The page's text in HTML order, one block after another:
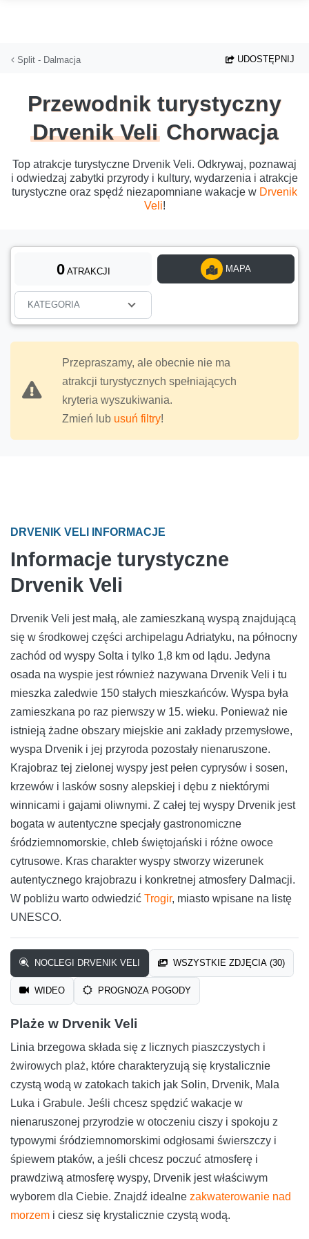
Split - Dalmacja UDOSTĘPNIJ
Przewodnik turystyczny
Drvenik Veli Chorwacja
Top atrakcje turystyczne Drvenik Veli. Odkrywaj, poznawaj
i odwiedzaj zabytki przyrody i kultury, wydarzenia i atrakcje
turystyczne oraz spędź niezapomniane wakacje w Drvenik
Veli!
0ATRAKCJI MAPA
KATEGORIA
Przepraszamy, ale obecnie nie ma
atrakcji turystycznych spełniających
kryteria wyszukiwania.
Zmień lub usuń filtry!
DRVENIK VELI INFORMACJE
Informacje turystyczne
Drvenik Veli
Drvenik Veli jest małą, ale zamieszkaną wyspą znajdującą
się w środkowej części archipelagu Adriatyku, na północny
zachód od wyspy Solta i tylko 1,8 km od lądu. Jedyna
osada na wyspie jest również nazywana Drvenik Veli i tu
mieszka zaledwie 150 stałych mieszkańców. Wyspa była
zamieszkana po raz pierwszy w 15. wieku. Ponieważ nie
istnieją żadne obszary miejskie ani zakłady przemysłowe,
wyspa Drvenik i jej przyroda pozostały nienaruszone.
Krajobraz tej zielonej wyspy jest pełen cyprysów i sosen,
krzewów i lasków sosny alepskiej i dębu z niektórymi
winnicami i gajami oliwnymi. Z całej tej wyspy Drvenik jest
bogata w autentyczne specjały gastronomiczne
śródziemnomorskie, chleb świętojański i różne owoce
cytrusowe. Kras charakter wyspy stworzy wizerunek
autentycznego krajobrazu i konkretnej atmosfery Dalmacji.
W pobliżu warto odwiedzić Trogir, miasto wpisane na listę
UNESCO.
NOCLEGI DRVENIK VELI WSZYSTKIE ZDJĘCIA (30)
WIDEO PROGNOZA POGODY
Plaże w Drvenik Veli
Linia brzegowa składa się z licznych piaszczystych i
żwirowych plaż, które charakteryzują się krystalicznie
czystą wodą w zatokach takich jak Solin, Drvenik, Mala
Luka i Grabule. Jeśli chcesz spędzić wakacje w
nienaruszonej przyrodzie w otoczeniu ciszy i spokoju z
typowymi śródziemnomorskimi odgłosami świerszczy i
śpiewem ptaków, a jeśli chcesz poczuć atmosferę i
prawdziwą atmosferę wyspy, Drvenik jest właściwym
wyborem dla Ciebie. Znajdź idealne zakwaterowanie nad
morzem i ciesz się krystalicznie czystą wodą.